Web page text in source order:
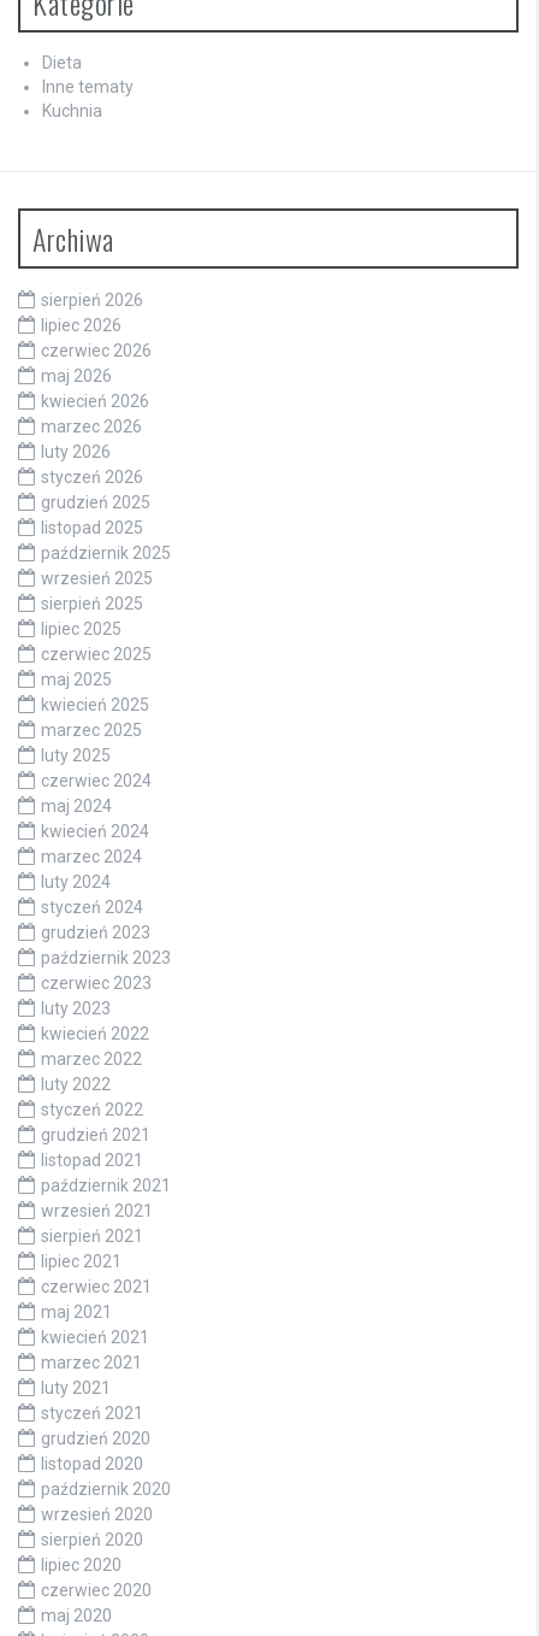
Dieta
Inne tematy
Kuchnia
Archiwa
sierpień 2026
lipiec 2026
czerwiec 2026
maj 2026
kwiecień 2026
marzec 2026
luty 2026
styczeń 2026
grudzień 2025
listopad 2025
październik 2025
wrzesień 2025
sierpień 2025
lipiec 2025
czerwiec 2025
maj 2025
kwiecień 2025
marzec 2025
luty 2025
czerwiec 2024
maj 2024
kwiecień 2024
marzec 2024
luty 2024
styczeń 2024
grudzień 2023
październik 2023
czerwiec 2023
luty 2023
kwiecień 2022
marzec 2022
luty 2022
styczeń 2022
grudzień 2021
listopad 2021
październik 2021
wrzesień 2021
sierpień 2021
lipiec 2021
czerwiec 2021
maj 2021
kwiecień 2021
marzec 2021
luty 2021
styczeń 2021
grudzień 2020
listopad 2020
październik 2020
wrzesień 2020
sierpień 2020
lipiec 2020
czerwiec 2020
maj 2020